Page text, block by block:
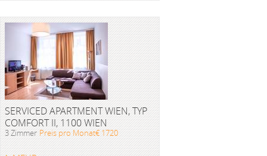
SERVICED APARTMENT WIEN, TYP
COMFORT II, 1100 WIEN
3 Zimmer Preis pro Monat€ 1720